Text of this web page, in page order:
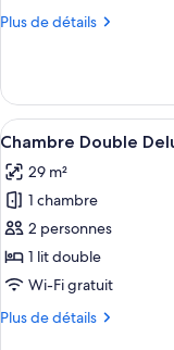
chambre :
Double
ou
avec
lits
jumeaux
Plus de détails
Plus
le
type
de
Chambre
Supérieure
Double
ou
avec
lits
jumeaux
Afficher
toutes
les
photos
pour
ce
type
chambre :
4
Chambre Double
29 m²
1 chambre
2 personnes
1 lit double
Wi-Fi gratuit
Plus de détails
Plus